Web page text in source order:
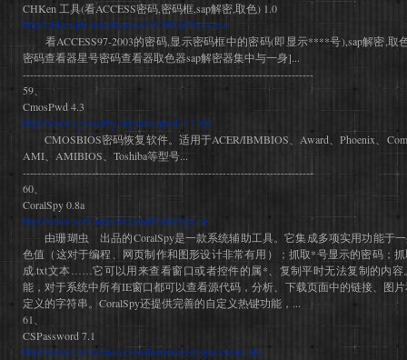
CHKen 工具(看ACCESS密码,密码框,sap解密,取色) 1.0
http://chken.jdz.info/downsoft/CHKenTools.exe
看ACCESS97-2003的密码,显示密码框中的密码(即显示****号),sap解密,取
密码查看器星号密码查看器取色器sap解密器集中与一身]...
--------------------------------------------------------------------------------
59、
CmosPwd 4.3
http://www.cgsecurity.org/cmospwd-4.3.zip
CMOSBIOS密码恢复软件。适用于ACER/IBMBIOS、Award、Phoenix、
AMI、AMIBIOS、Toshiba等型号...
--------------------------------------------------------------------------------
60、
CoralSpy 0.8a
http://www.soff.net/download/CoralSpy.rar
由珊瑚虫 出品的CoralSpy是一款系统辅助工具。它集成多项实用功能于一
色值（这对于编程、网页制作和图形设计非常有用）；抓取*号显示的密码；
成.txt文本……它可以用来查看窗口或者控件的属*、复制平时无法复制的内容
能，对于系统中所有IE窗口都可以查看源代码，分析、下载页面中的链接、图
定义的字符串。CoralSpy还提供完善的自定义热键功能，...
61、
CSPassword 7.1
http://www.chrisseaton.com/downloads/cspassword.zip